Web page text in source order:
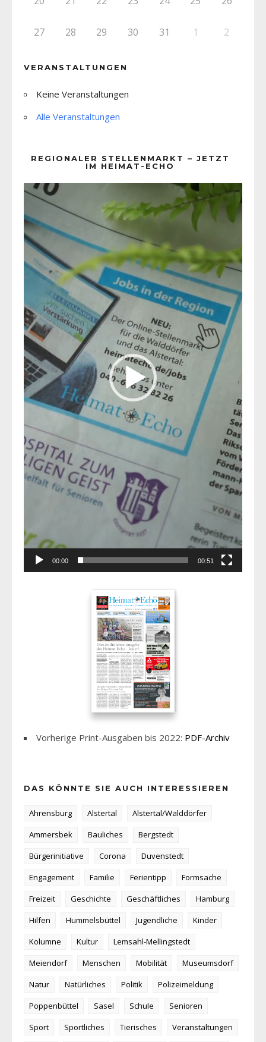
27 28 29 30 31 1 2
VERANSTALTUNGEN
Keine Veranstaltungen
Alle Veranstaltungen
REGIONALER STELLENMARKT – JETZT
IM HEIMAT-ECHO
Player
00:00 00:51
Vorherige Print-Ausgaben bis 2022: PDF-Archiv
DAS KÖNNTE SIE AUCH INTERESSIEREN
Ahrensburg Alstertal
Alstertal/Walddörfer
Ammersbek
Bauliches
Bergstedt
Bürgerinitiative
Corona
Duvenstedt
Engagement
Familie Ferientipp
Formsache
Freizeit
Geschichte Geschäftliches
Hamburg
Hilfen
Hummelsbüttel Jugendliche
Kinder
Kolumne
Kultur
Lemsahl-Mellingstedt
Meiendorf
Menschen Mobilität
Museumsdorf
Natur
Natürliches Politik
Polizeimeldung
Poppenbüttel
Sasel Schule
Senioren
Sport
Sportliches Tierisches
Veranstaltungen